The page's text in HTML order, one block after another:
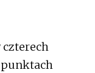
czterech
punktach